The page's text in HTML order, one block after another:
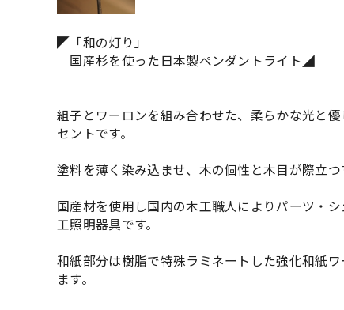
◤「和の灯り」
国産杉を使った日本製ペンダントライト◢
組子とワーロンを組み合わせた、柔らかな光と
セントです。
塗料を薄く染み込ませ、木の個性と木目が際立
国産材を使用し国内の木工職人によりパーツ・
工照明器具です。
和紙部分は樹脂で特殊ラミネートした強化和紙
ます。